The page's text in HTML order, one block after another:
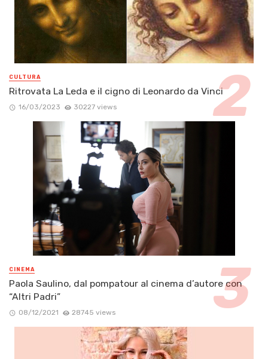
CULTURA
Ritrovata La Leda e il cigno di Leonardo da Vinci
16/03/2023 30227 views
CINEMA
Paola Saulino, dal pompatour al cinema d’autore con
“Altri Padri”
08/12/2021 28745 views